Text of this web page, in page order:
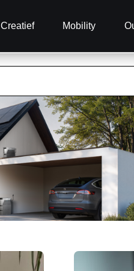
Creatief Mobility